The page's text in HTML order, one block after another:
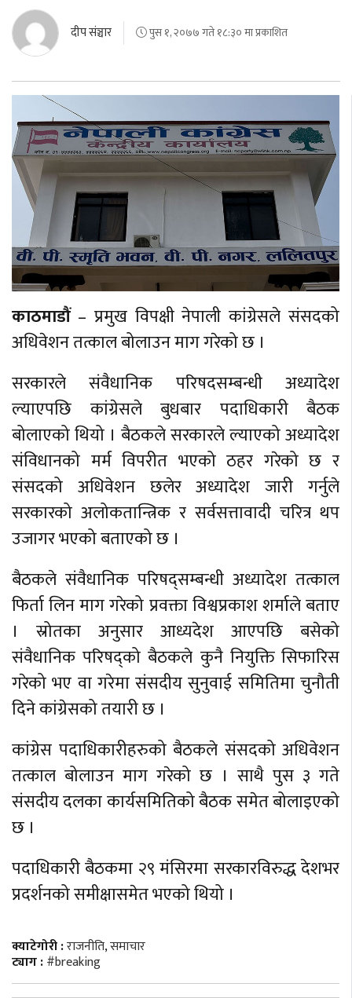
दीप संञ्चार पुस १, २०७७ गते १८:३० मा प्रकाशित
काठमाडौं– प्रमुख विपक्षी नेपाली कांग्रेसले संसदको
अधिवेशन तत्काल बोलाउन माग गरेको छ ।
सरकारले संवैधानिक परिषदसम्बन्धी अध्यादेश
ल्याएपछि कांग्रेसले बुधबार पदाधिकारी बैठक
बोलाएको थियो । बैठकले सरकारले ल्याएको अध्यादेश
संविधानको मर्म विपरीत भएको ठहर गरेको छ र
संसदको अधिवेशन छलेर अध्यादेश जारी गर्नुले
सरकारको अलोकतान्त्रिक र सर्वसत्तावादी चरित्र थप
उजागर भएको बताएको छ ।
बैठकले संवैधानिक परिषद्सम्बन्धी अध्यादेश तत्काल
फिर्ता लिन माग गरेको प्रवक्ता विश्वप्रकाश शर्माले बताए
। स्रोतका अनुसार आध्यदेश आएपछि बसेको
संवैधानिक परिषद्को बैठकले कुनै नियुक्ति सिफारिस
गरेको भए वा गरेमा संसदीय सुनुवाई समितिमा चुनौती
दिने कांग्रेसको तयारी छ ।
कांग्रेस पदाधिकारीहरुको बैठकले संसदको अधिवेशन
तत्काल बोलाउन माग गरेको छ । साथै पुस ३ गते
संसदीय दलका कार्यसमितिको बैठक समेत बोलाइएको
छ ।
पदाधिकारी बैठकमा २९ मंसिरमा सरकारविरुद्ध देशभर
प्रदर्शनको समीक्षासमेत भएको थियो ।
क्याटेगोरी :राजनीति,समाचार
ट्याग :#breaking